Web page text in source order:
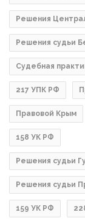
Решения
Решения судьи
Судебная
217 УПК РФ
Правовой Крым
158 УК РФ
Решения судьи
Решения судьи
159 УК РФ